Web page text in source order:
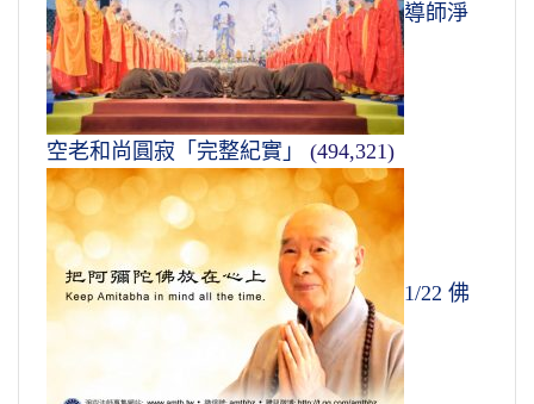
導師淨
空老和尚圓寂「完整紀實」 (494,321)
1/22 佛